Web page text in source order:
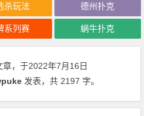
杀玩法 德州扑克
系列赛 蜗牛扑克
章，于2022年7月16日
发表，共 2197 字。